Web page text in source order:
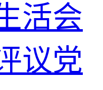
活会
议党